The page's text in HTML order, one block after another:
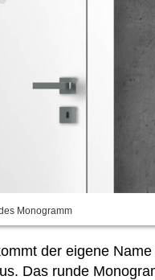
Monogramm
der eigene
Das runde